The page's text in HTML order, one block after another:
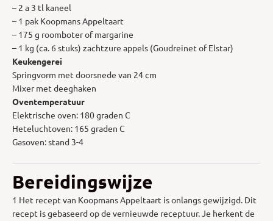
– 2 a 3 tl kaneel
– 1 pak Koopmans Appeltaart
– 175 g roomboter of margarine
– 1 kg (ca. 6 stuks) zachtzure appels (Goudreinet of Elstar)
Keukengerei
Springvorm met doorsnede van 24 cm
Mixer met deeghaken
Oventemperatuur
Elektrische oven: 180 graden C
Heteluchtoven: 165 graden C
Gasoven: stand 3-4
Bereidingswijze
1 Het recept van Koopmans Appeltaart is onlangs gewijzigd. Dit
recept is gebaseerd op de vernieuwde receptuur. Je herkent de